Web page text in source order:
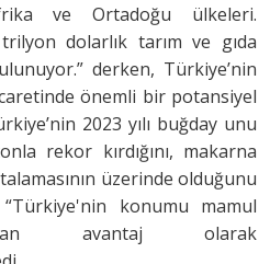
ve Ortadoğu ülkeleri.
dolarlık tarım ve gıda
derken, Türkiye’nin
önemli bir potansiyel
2023 yılı buğday unu
rekor kırdığını, makarna
üzerinde olduğunu
konumu mamul
avantaj olarak